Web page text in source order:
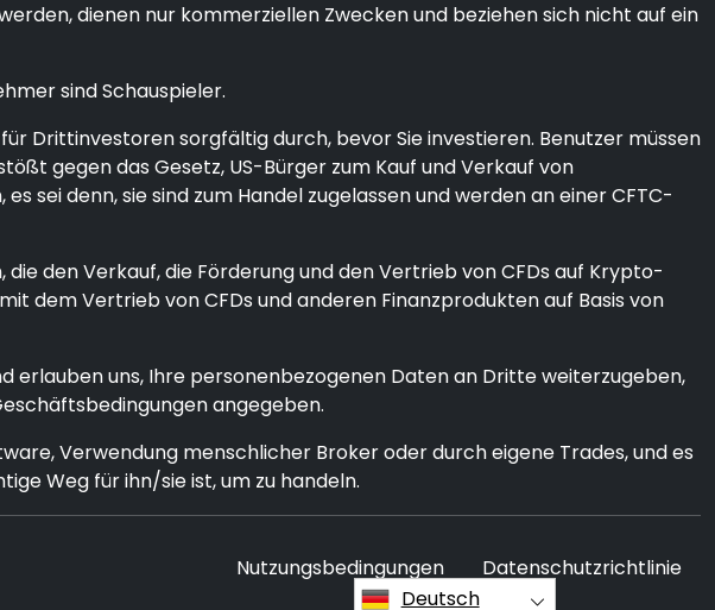
dienen nur kommerziellen Zwecken und beziehen sich nicht auf ein
sind Schauspieler.
Drittinvestoren sorgfältig durch, bevor Sie investieren. Benutzer müssen
gegen das Gesetz, US-Bürger zum Kauf und Verkauf von
sei denn, sie sind zum Handel zugelassen und werden an einer CFTC-
den Verkauf, die Förderung und den Vertrieb von CFDs auf Krypto-
dem Vertrieb von CFDs und anderen Finanzprodukten auf Basis von
erlauben uns, Ihre personenbezogenen Daten an Dritte weiterzugeben,
angegeben.
Verwendung menschlicher Broker oder durch eigene Trades, und es
Weg für ihn/sie ist, um zu handeln.
Nutzungsbedingungen
Datenschutzrichtlinie
Deutsch